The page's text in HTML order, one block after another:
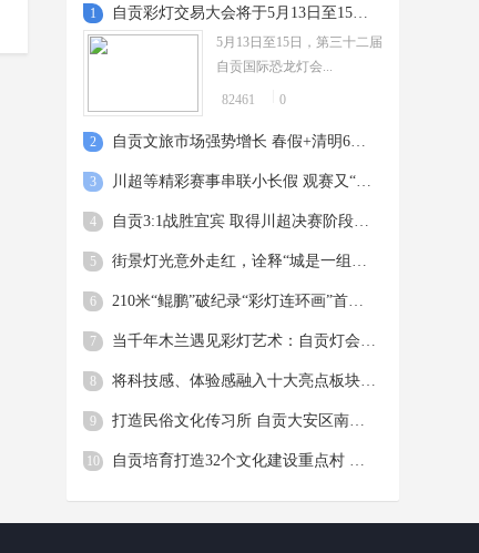
1 自贡彩灯交易大会将于5月13日至15日举行
5月13日至15日，第三十二届
自贡国际恐龙灯会...
82461 0
2 自贡文旅市场强势增长 春假+清明6天迎客超62万人次
3 川超等精彩赛事串联小长假 观赛又“打卡”成为假日热潮
4 自贡3:1战胜宜宾 取得川超决赛阶段开门红
5 街景灯光意外走红，诠释“城是一组灯，灯满一座城” 灯城一体的自贡，你真的不来看看？
6 210米“鲲鹏”破纪录“彩灯连环画”首亮相 自贡恐龙灯会23日亮灯
7 当千年木兰遇见彩灯艺术：自贡灯会“马年主角”这样诞生
8 将科技感、体验感融入十大亮点板块 自贡灯会1月下旬亮灯
9 打造民俗文化传习所 自贡大安区南华宫揭牌亮相
10 自贡培育打造32个文化建设重点村 让村民成乡村文化“主角”